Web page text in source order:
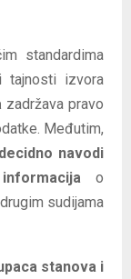
standardima
tajnosti izvora
zadržava pravo
Međutim,
decidno navodi
o
sudijama
stanova i